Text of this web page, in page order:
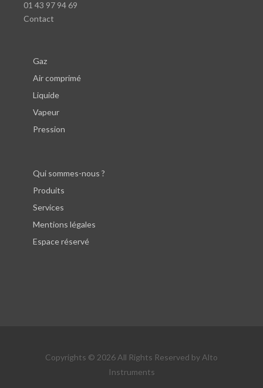
01 43 97 94 69
Contact
Gaz
Air comprimé
Liquide
Vapeur
Pression
Qui sommes-nous ?
Produits
Services
Mentions légales
Espace réservé
Copyrights © 2026 All Rights Reserved by Alto
Instruments